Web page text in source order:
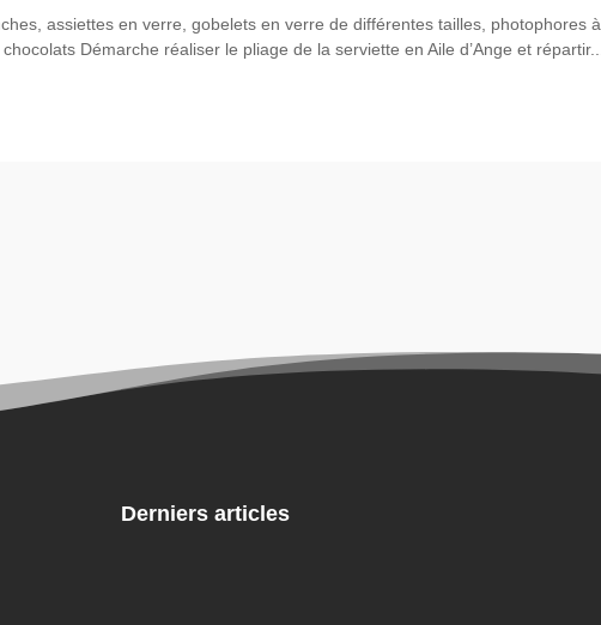
assiettes en verre, gobelets en verre de différentes tailles, photophores à
Démarche réaliser le pliage de la serviette en Aile d’Ange et répartir...
Derniers articles